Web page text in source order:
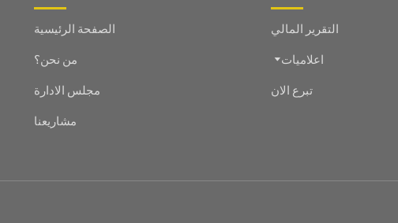
الصفحة الرئيسية
من نحن؟
مجلس الادارة
مشاريعنا
التقرير المالي
اعلاميات
تبرع الان